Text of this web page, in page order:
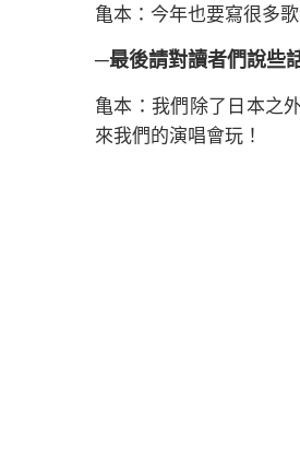
亀本：今年也要寫很多
─最後請對讀者們說些
亀本：我們除了日本之
來我們的演唱會玩！